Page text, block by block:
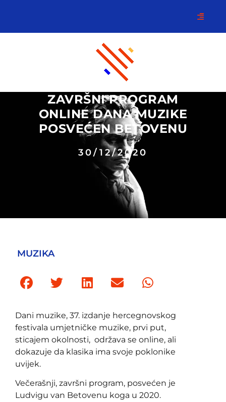
ZAVRŠNI PROGRAM
ONLINE DANA MUZIKE
POSVEĆEN BETOVENU
30/12/2020
MUZIKA
Dani muzike, 37. izdanje hercegnovskog
festivala umjetničke muzike, prvi put,
sticajem okolnosti, održava se online, ali
dokazuje da klasika ima svoje poklonike
uvijek.
Večerašnji, završni program, posvećen je
Ludvigu van Betovenu koga u 2020.